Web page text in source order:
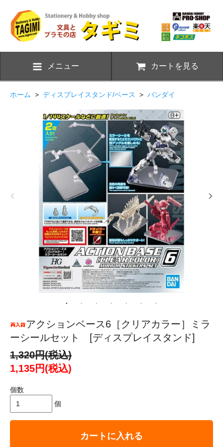
メニュー カートを見る
ホーム > ディスプレイスタンド/ベース > バンダイ
アクションベース6［クリアカラー］ミラ
ーシールセット [ディスプレイスタンド]
1,320円(税込)
1,135円(税込)
個数
個
カートに入れる